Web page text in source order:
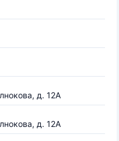
д. 12А
д. 12А